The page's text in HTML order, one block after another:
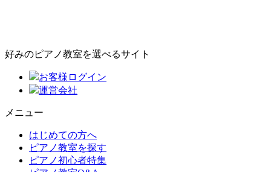
好みのピアノ教室を選べるサイト
お客様ログイン
運営会社
メニュー
はじめての方へ
ピアノ教室を探す
ピアノ初心者特集